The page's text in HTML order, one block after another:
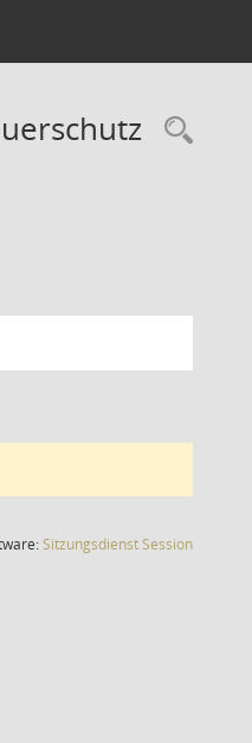
SitzungsdienstSession(Wird in